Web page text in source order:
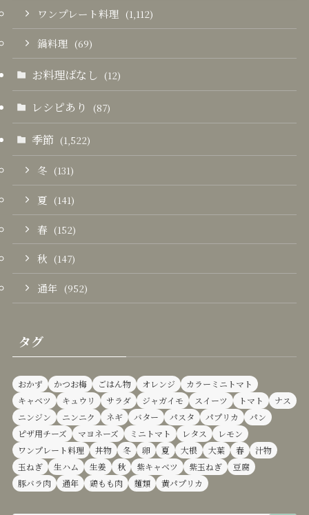
ワンプレート料理 (1,112)
鍋料理 (69)
お料理ばなし (12)
レシピあり (87)
季節 (1,522)
冬 (131)
夏 (141)
春 (152)
秋 (147)
通年 (952)
タグ
おかず かつお梅 ごはん物 オレンジ
カラーミニトマト
キャベツ
キュウリ サラダ ジャガイモ スイーツ トマト
ナス
ニンジン
ニンニク ネギ バター パスタ パプリカ
パン
ピザ用チーズ
マヨネーズ ミニトマト レタス
レモン
ワンプレート料理
丼物 冬 卵 夏 大根 大葉 春
汁物
玉ねぎ
生ハム 生姜 秋 紫キャベツ 紫玉ねぎ
豆腐
豚バラ肉
通年 鶏もも肉 麺類 黄パプリカ